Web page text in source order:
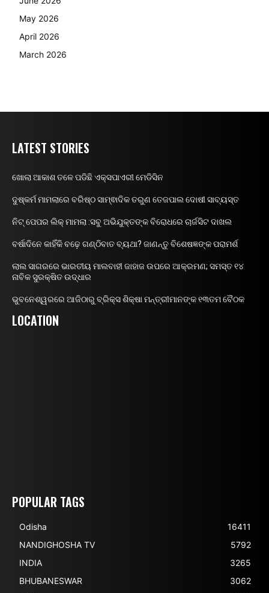
May 2026
April 2026
March 2026
LATEST STORIES
ଖୋଲା ଆକାଶ ତଳେ ପଡିଛି ଏକ୍ସପାଏରୀ ମେଡିସିନ
ଦୁଷ୍କର୍ମ ମାମଲାରେ ବରିଷ୍ଠ ସାମ୍ଵାଦିକ ତରୁଣ ତେଜପାଲ ଦୋଷୀ ସାବ୍ୟସ୍ତ
ନିଟ୍ ପେପର ଲିକ୍ ମାମଲା :ସବୁ ଅଭିଯୁକ୍ତଙ୍କ ବିରୋଧରେ ଚାର୍ଜସିଟ ଦାଖଲ
ବର୍ଷାଦିନେ କାହିଁକି ବଢ଼େ ଗଣ୍ଠିବାତ ବ୍ୟଥା? ଜାଣନ୍ତୁ ବିଶେଷଜ୍ଞଙ୍କ ପରାମର୍ଶ
ଲାଲ ସାଗରରେ ଭାରତୀୟ ମାଲବାହୀ ଜାହାଜ ଉପରେ ଆକ୍ରମଣ; ସମସ୍ତ ୧୪
ନାବିକ ସୁରକ୍ଷିତ ଉଦ୍ଧାର
ଭୁବନେଶ୍ୱରରେ ଆଜିଠାରୁ ବ୍ରିକ୍ସ ଶିକ୍ଷା ମନ୍ତ୍ରୀମାନଙ୍କ ୧୩ତମ ବୈଠକ
LOCATION
POPULAR TAGS
Odisha
16411
NANDIGHOSHA TV
5792
INDIA
3265
BHUBANESWAR
3062